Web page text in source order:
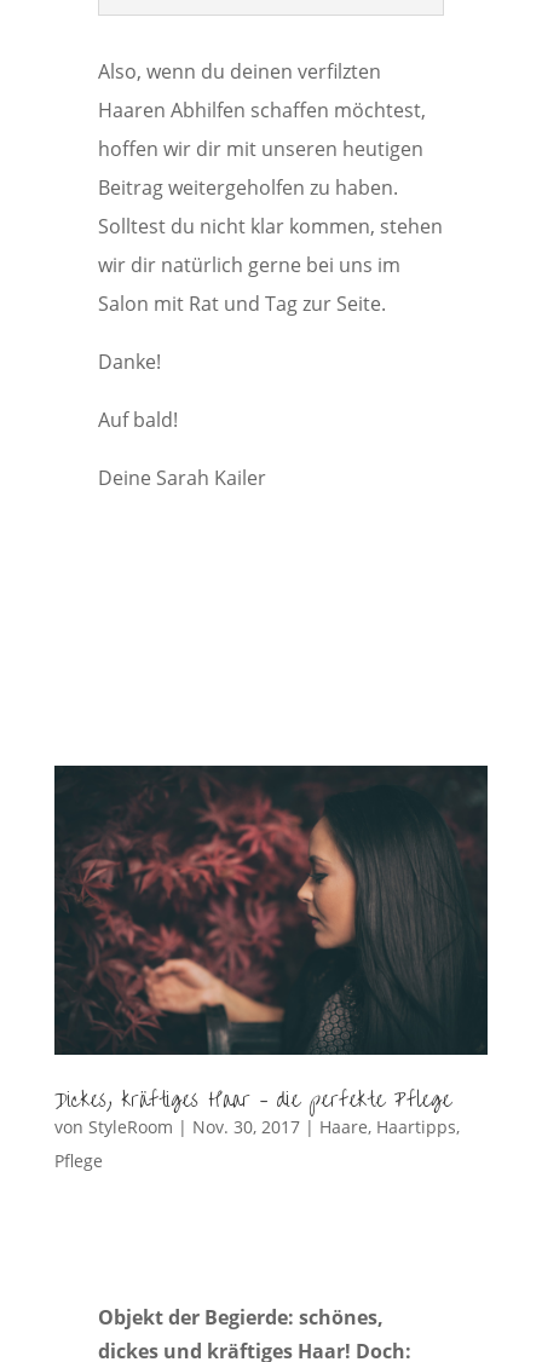
Also, wenn du deinen verfilzten
Haaren Abhilfen schaffen möchtest,
hoffen wir dir mit unseren heutigen
Beitrag weitergeholfen zu haben.
Solltest du nicht klar kommen, stehen
wir dir natürlich gerne bei uns im
Salon mit Rat und Tag zur Seite.
Danke!
Auf bald!
Deine Sarah Kailer
Dickes, kräftiges Haar – die perfekte Pflege
von StyleRoom | Nov. 30, 2017| Haare, Haartipps,
Pflege
Objekt der Begierde: schönes,
dickes und kräftiges Haar! Doch: